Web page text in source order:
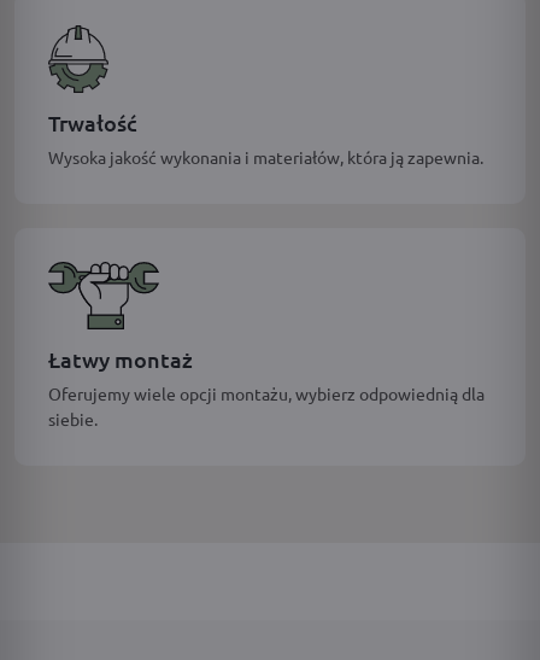
Trwałość
Wysoka jakość wykonania i materiałów, która ją zapewnia.
Łatwy montaż
Oferujemy wiele opcji montażu, wybierz odpowiednią dla
siebie.